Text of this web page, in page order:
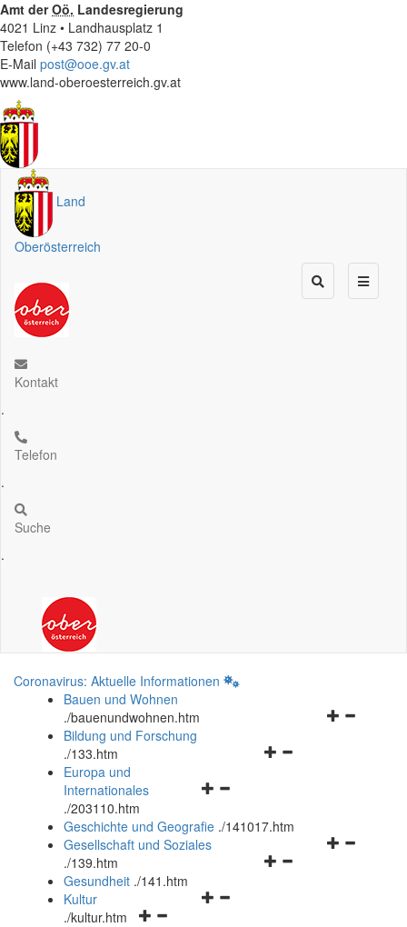
Amt derOö. Landesregierung
4021 Linz • Landhausplatz 1
Telefon (+43 732) 77 20-0
E-Mail post@ooe.gv.at
www.land-oberoesterreich.gv.at
Land
Oberösterreich
Kontakt
.
Telefon
.
Suche
.
Coronavirus: Aktuelle Informationen
Bauen und Wohnen
./bauenundwohnen.htm
Navigationsmenü
Bildung und Forschung
./133.htm
Navigationsmenü
und
schließen
Europa und
Internationales
./203110.htm
Geschichte und Geografie ./141017.htm
Navigationsmenü
Gesellschaft und Soziales
./139.htm
Navigationsmenü
Gesundheit ./141.htm
Navigationsmenü
Kultur
./kultur.htm